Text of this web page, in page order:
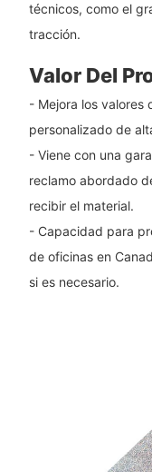
técnicos, como el
tracción.
Valor Del
- Mejora los valores
personalizado de
- Viene con una
reclamo abordado
recibir el material.
- Capacidad para
de oficinas en
si es necesario.